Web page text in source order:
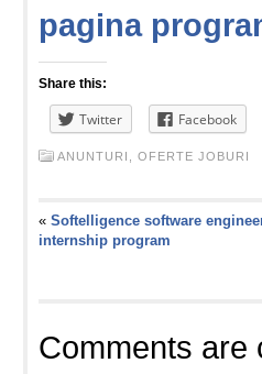
pagina
Share this:
Twitter Facebook
ANUNTURI OFERTE JOBURI
« Softelligence software
internship program
Comments are